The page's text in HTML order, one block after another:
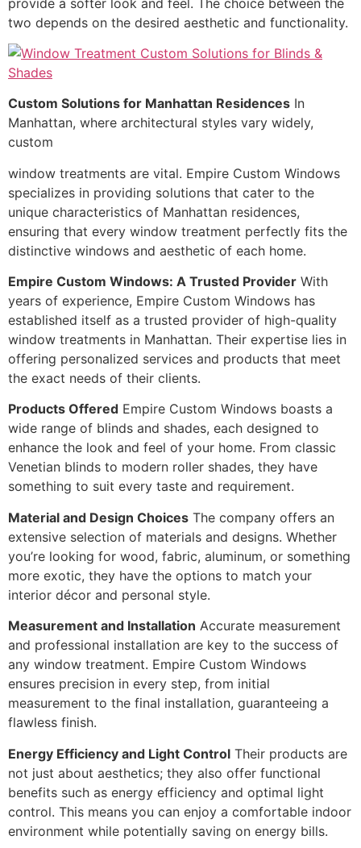
two depends on the desired aesthetic and functionality.
Custom Solutions for Manhattan Residences In
Manhattan, where architectural styles vary widely,
custom
window treatments are vital. Empire Custom Windows
specializes in providing solutions that cater to the
unique characteristics of Manhattan residences,
ensuring that every window treatment perfectly fits the
distinctive windows and aesthetic of each home.
Empire Custom Windows: A Trusted Provider With
years of experience, Empire Custom Windows has
established itself as a trusted provider of high-quality
window treatments in Manhattan. Their expertise lies in
offering personalized services and products that meet
the exact needs of their clients.
Products Offered Empire Custom Windows boasts a
wide range of blinds and shades, each designed to
enhance the look and feel of your home. From classic
Venetian blinds to modern roller shades, they have
something to suit every taste and requirement.
Material and Design Choices The company offers an
extensive selection of materials and designs. Whether
you’re looking for wood, fabric, aluminum, or something
more exotic, they have the options to match your
interior décor and personal style.
Measurement and Installation Accurate measurement
and professional installation are key to the success of
any window treatment. Empire Custom Windows
ensures precision in every step, from initial
measurement to the final installation, guaranteeing a
flawless finish.
Energy Efficiency and Light Control Their products are
not just about aesthetics; they also offer functional
benefits such as energy efficiency and optimal light
control. This means you can enjoy a comfortable indoor
environment while potentially saving on energy bills.